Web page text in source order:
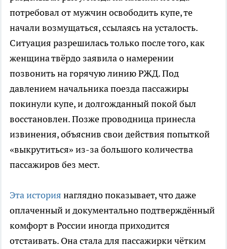
потребовал от мужчин освободить купе, те
начали возмущаться, ссылаясь на усталость.
Ситуация разрешилась только после того, как
женщина твёрдо заявила о намерении
позвонить на горячую линию РЖД. Под
давлением начальника поезда пассажиры
покинули купе, и долгожданный покой был
восстановлен. Позже проводница принесла
извинения, объяснив свои действия попыткой
«выкрутиться» из-за большого количества
пассажиров без мест.
Эта история наглядно показывает, что даже
оплаченный и документально подтверждённый
комфорт в России иногда приходится
отстаивать. Она стала для пассажирки чётким